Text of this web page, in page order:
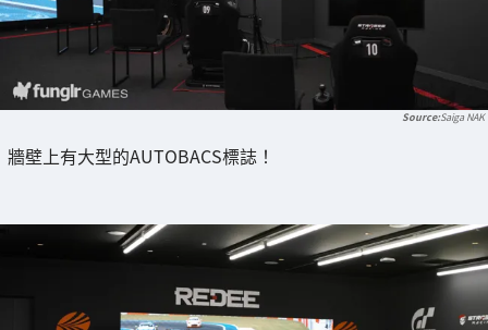
Saiga NAK
牆壁上有大型的AUTOBACS標誌！